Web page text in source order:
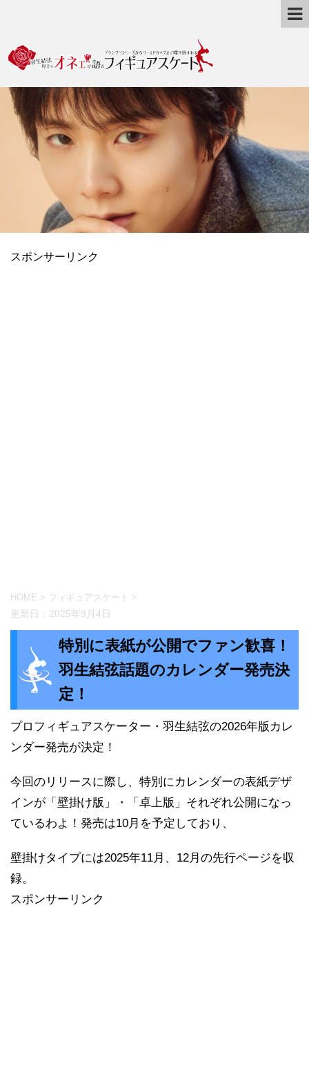
スポンサーリンク
HOME > フィギュアスケート >
更新日： 2025年9月4日
特別に表紙が公開でファン歓喜！
羽生結弦話題のカレンダー発売決
定！
プロフィギュアスケーター・羽生結弦の2026年版カレ
ンダー発売が決定！
今回のリリースに際し、特別にカレンダーの表紙デザ
インが「壁掛け版」・「卓上版」それぞれ公開になっ
ているわよ！発売は10月を予定しており、
壁掛けタイプには2025年11月、12月の先行ページを収
録。
スポンサーリンク